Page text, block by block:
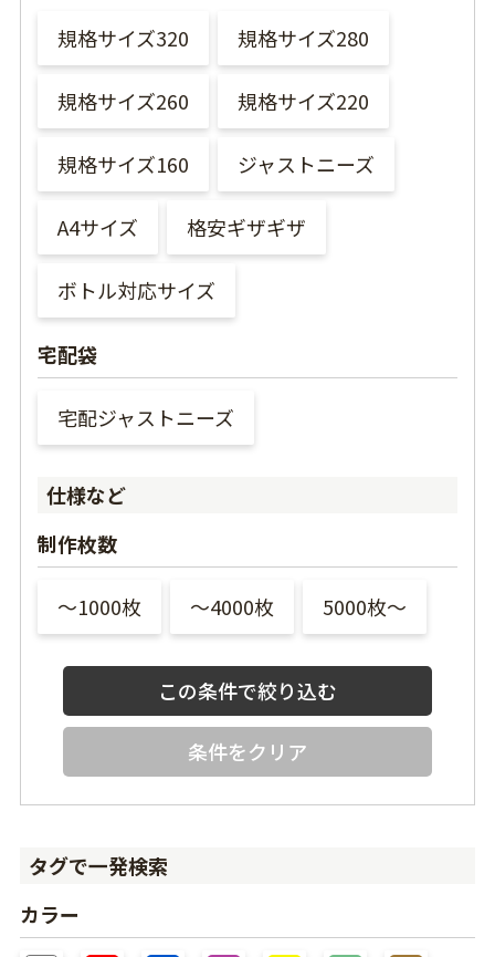
規格サイズ320 規格サイズ280
規格サイズ260 規格サイズ220
規格サイズ160 ジャストニーズ
A4サイズ 格安ギザギザ
ボトル対応サイズ
宅配袋
宅配ジャストニーズ
仕様など
制作枚数
〜1000枚 〜4000枚 5000枚〜
条件をクリア
タグで一発検索
カラー